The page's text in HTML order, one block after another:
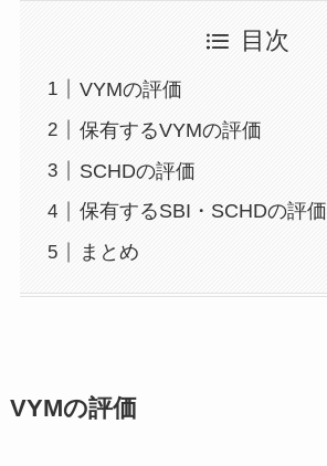
目次
VYMの評価
保有するVYMの評価
SCHDの評価
保有するSBI・SCHDの評価
まとめ
VYMの評価